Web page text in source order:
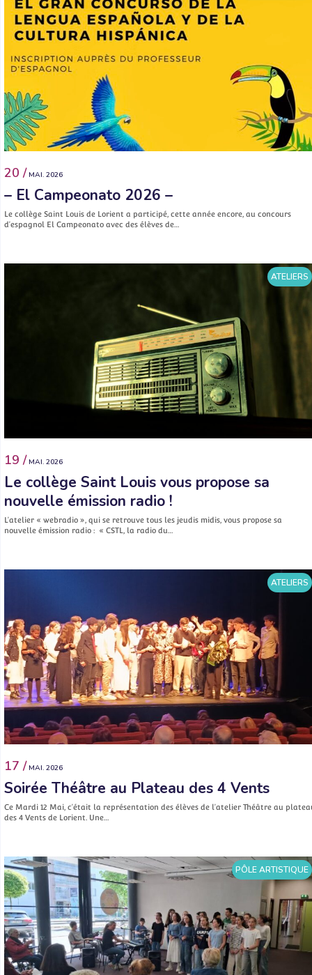
20 / MAI. 2026
– El Campeonato 2026 –
Le collège Saint Louis de Lorient a participé, cette année encore, au concours
d’espagnol El Campeonato avec des élèves de…
ATELIERS
19 / MAI. 2026
Le collège Saint Louis vous propose sa
nouvelle émission radio !
L’atelier « webradio », qui se retrouve tous les jeudis midis, vous propose sa
nouvelle émission radio : « CSTL, la radio du…
ATELIERS
17 / MAI. 2026
Soirée Théâtre au Plateau des 4 Vents
Ce Mardi 12 Mai, c’était la représentation des élèves de l’atelier Théâtre au
des 4 Vents de Lorient. Une…
PÔLE ARTISTIQUE